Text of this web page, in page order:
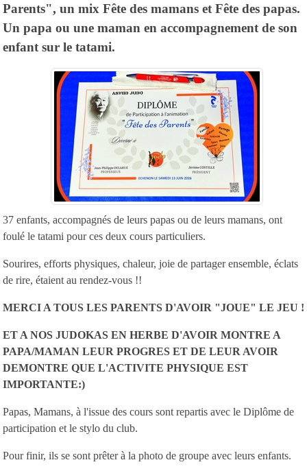
Parents", un mix Fête des mamans et Fête des papas.
Un papa ou une maman en accompagnement de son
enfant sur le tatami.
37 enfants, accompagnés de leurs papas ou de leurs mamans, ont
foulé le tatami pour ces deux cours particuliers.
Sourires, efforts physiques, chaleur, joie de partager ensemble, éclats
de rire, étaient au rendez-vous !!
MERCI A TOUS LES PARENTS D'AVOIR "JOUE" LE JEU !
ET A NOS JUDOKAS EN HERBE D'AVOIR MONTRE A
PAPA/MAMAN LEUR PROGRES ET DE LEUR AVOIR
DEMONTRE QUE L'ACTIVITE PHYSIQUE EST
IMPORTANTE:)
Papas, Mamans, à l'issue des cours sont repartis avec le Diplôme de
participation et le stylo du club.
Pour finir, ils se sont prêter à la photo de groupe avec leurs enfants.